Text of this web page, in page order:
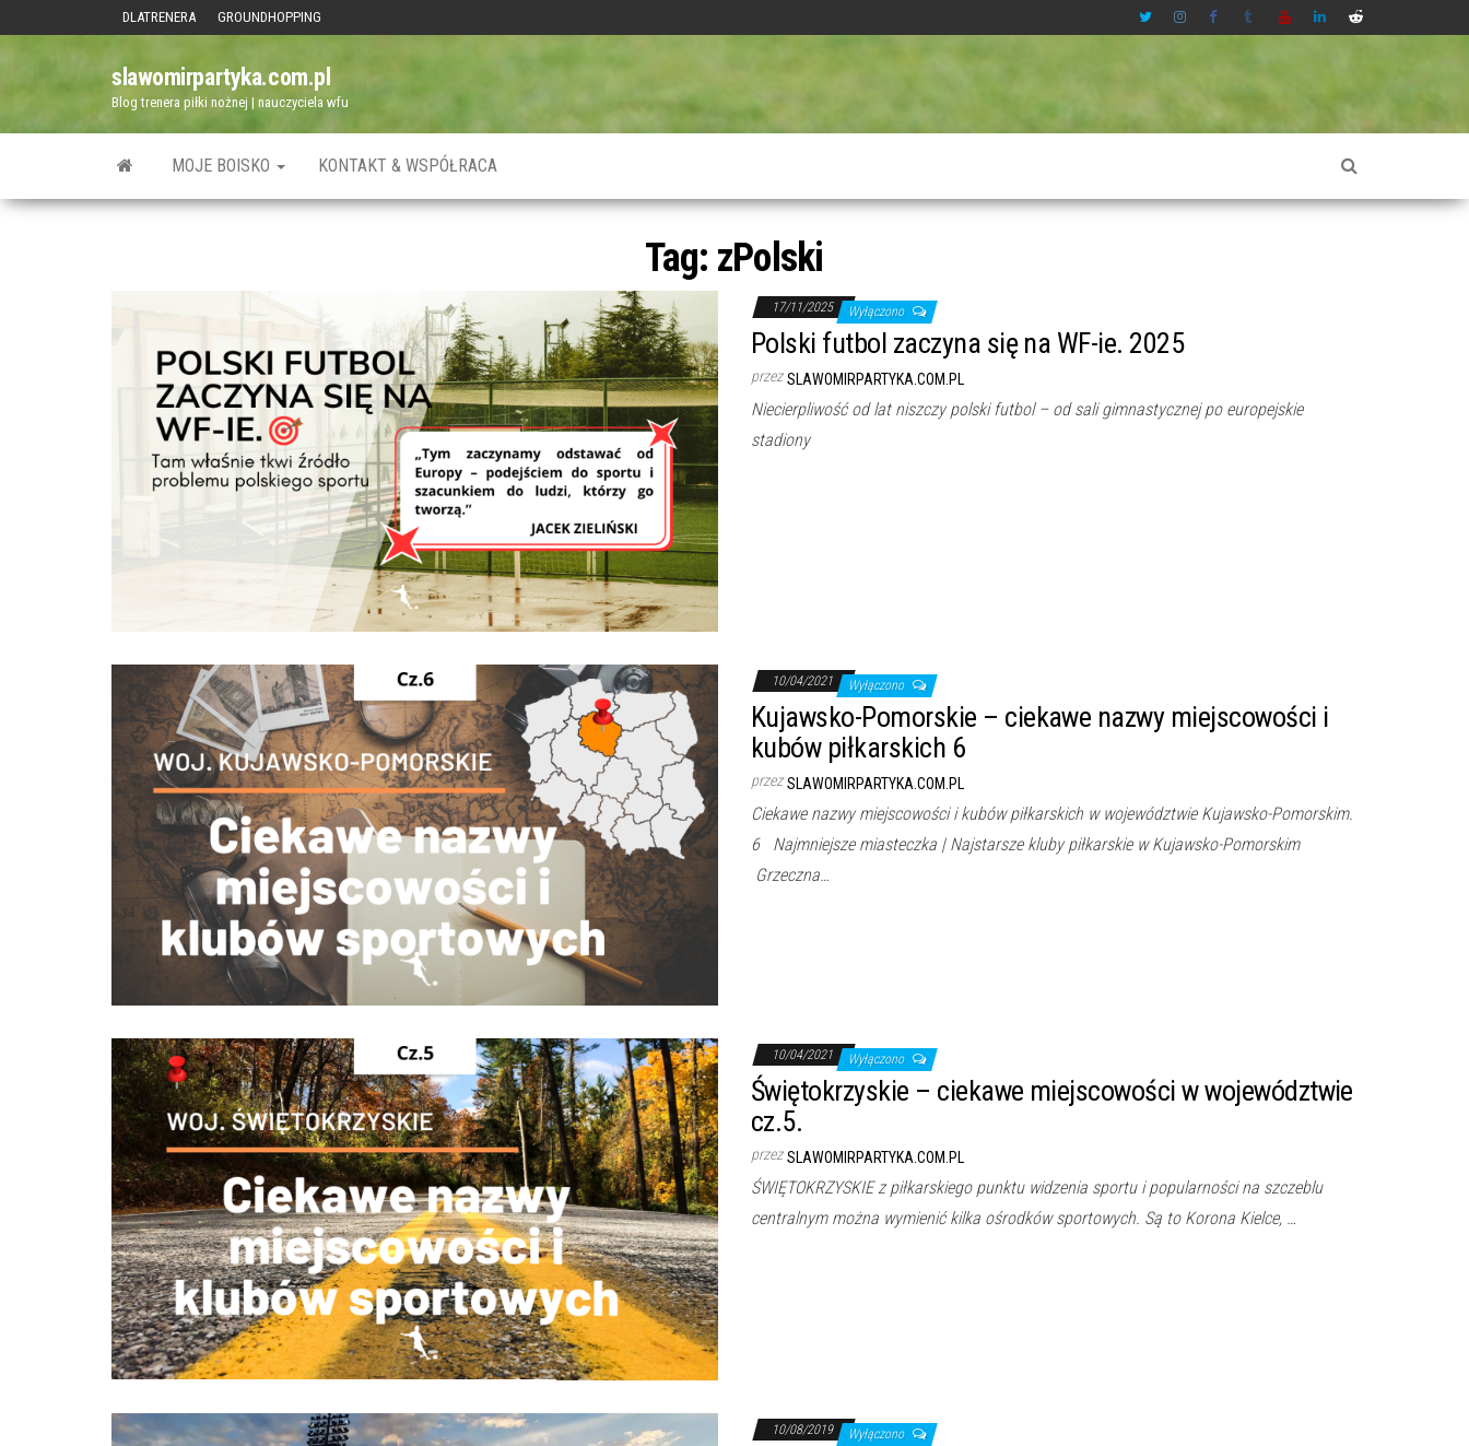
DLATRENERA GROUNDHOPPING
slawomirpartyka.com.pl
Blog trenera piłki nożnej | nauczyciela wfu
MOJE BOISKO KONTAKT & WSPÓŁRACA
Tag: zPolski
17/11/2025 Wyłączono
Polski futbol zaczyna się na WF-ie. 2025
przez SLAWOMIRPARTYKA.COM.PL
Niecierpliwość od lat niszczy polski futbol – od sali gimnastycznej po europejskie
stadiony
10/04/2021 Wyłączono
Kujawsko-Pomorskie – ciekawe nazwy miejscowości i
kubów piłkarskich 6
przez SLAWOMIRPARTYKA.COM.PL
Ciekawe nazwy miejscowości i kubów piłkarskich w województwie Kujawsko-Pomorskim.
6 Najmniejsze miasteczka | Najstarsze kluby piłkarskie w Kujawsko-Pomorskim
Grzeczna…
10/04/2021 Wyłączono
Świętokrzyskie – ciekawe miejscowości w województwie
cz.5.
przez SLAWOMIRPARTYKA.COM.PL
ŚWIĘTOKRZYSKIE z piłkarskiego punktu widzenia sportu i popularności na szczeblu
centralnym można wymienić kilka ośrodków sportowych. Są to Korona Kielce, …
10/08/2019 Wyłączono